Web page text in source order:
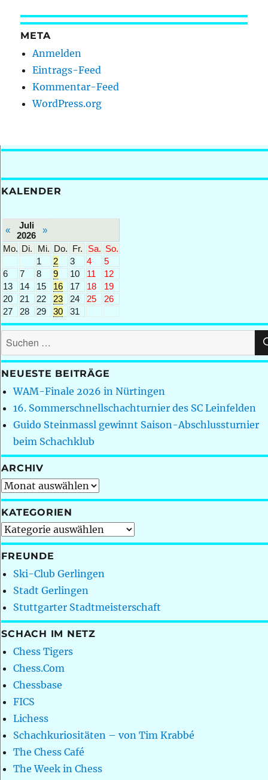
META
Anmelden
Eintrags-Feed
Kommentar-Feed
WordPress.org
KALENDER
«
Juli
2026
»
Mo. Di. Mi. Do. Fr. Sa. So.
1
2 3 4
5
6
7 8 9 10 11
12
13
14 15 16 17 18
19
20
21 22 23 24 25
26
27
28 29 30 31
Suchen
nach:
NEUESTE BEITRÄGE
WAM-Finale 2026 in Nürtingen
16. Sommerschnellschachturnier des SC Leinfelden
Guido Steinmassl gewinnt Saison-Abschlussturnier
beim Schachklub
ARCHIV
Archiv
KATEGORIEN
Kategorien
FREUNDE
Ski-Club Gerlingen
Stadt Gerlingen
Stuttgarter Stadtmeisterschaft
SCHACH IM NETZ
Chess Tigers
Chess.Com
Chessbase
FICS
Lichess
Schachkuriositäten – von Tim Krabbé
The Chess Café
The Week in Chess